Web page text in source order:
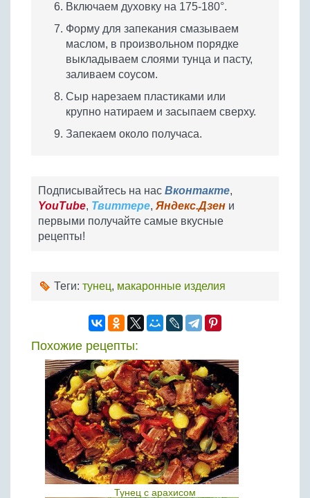
Включаем духовку на 175-180°.
Форму для запекания смазываем
маслом, в произвольном порядке
выкладываем слоями тунца и пасту,
заливаем соусом.
Сыр нарезаем пластиками или
крупно натираем и засыпаем сверху.
Запекаем около получаса.
Подписывайтесь на нас Вконтакте,
YouTube, Твиттере, Яндекс.Дзен и
первыми получайте самые вкусные
рецепты!
Теги: тунец, макаронные изделия
Похожие рецепты:
Тунец с арахисом